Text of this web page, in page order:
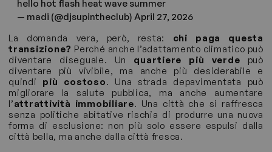
hello hot flash heat wave summer
— madi (@djsupintheclub)April 27, 2026
La domanda vera, però, resta: chi paga questa
transizione? Perché anche l’adattamento climatico può
diventare diseguale. Un quartiere più verde può
diventare più vivibile, ma anche più desiderabile e
quindi più costoso. Una strada depavimentata può
migliorare la salute pubblica, ma anche aumentare
l’attrattività immobiliare. Una città che si raffresca
senza politiche abitative rischia di produrre una nuova
forma di esclusione: non più solo essere espulsi dalla
città bella, ma anche dalla città fresca.